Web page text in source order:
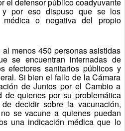
y por eso dispuso que se los
médica o negativa del propio
menos 450 personas asistidas
se encuentran internadas de
efectores sanitarios públicos y
Si bien el fallo de la Cámara
de Juntos por el Cambio a
de quienes por su problemática
decidir sobre la vacunación,
se vacune a quienes puedan
una indicación médica que lo